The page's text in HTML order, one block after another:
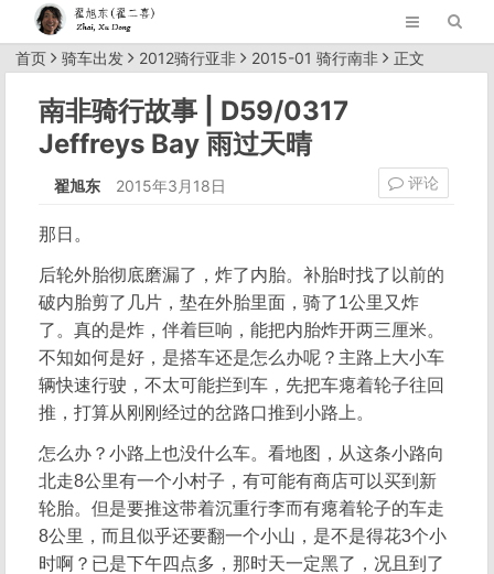
首页 骑车出发 2012骑行亚非 2015-01 骑行南非 正文
南非骑行故事 | D59/0317
Jeffreys Bay 雨过天晴
翟旭东 2015年3月18日 评论
那日。
后轮外胎彻底磨漏了，炸了内胎。补胎时找了以前的
破内胎剪了几片，垫在外胎里面，骑了1公里又炸
了。真的是炸，伴着巨响，能把内胎炸开两三厘米。
不知如何是好，是搭车还是怎么办呢？主路上大小车
辆快速行驶，不太可能拦到车，先把车瘪着轮子往回
推，打算从刚刚经过的岔路口推到小路上。
怎么办？小路上也没什么车。看地图，从这条小路向
北走8公里有一个小村子，有可能有商店可以买到新
轮胎。但是要推这带着沉重行李而有瘪着轮子的车走
8公里，而且似乎还要翻一个小山，是不是得花3个小
时啊？已是下午四点多，那时天一定黑了，况且到了